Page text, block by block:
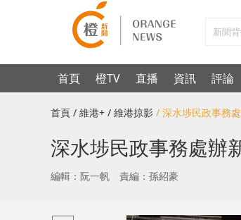
首頁 橙TV 直播 資訊 評論
首頁 / 維港+ / 維港掠影 / 深水埗民政事務
深水埗民政事務處辦
編輯：阮一帆 責編：孫紹豪